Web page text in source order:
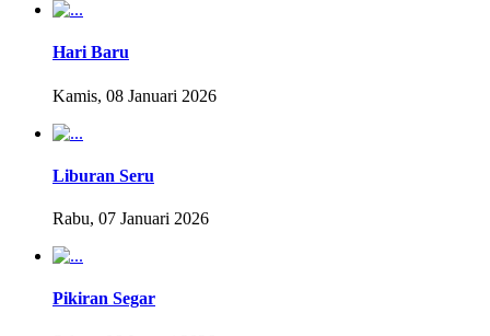
Hari Baru
Kamis, 08 Januari 2026
Liburan Seru
Rabu, 07 Januari 2026
Pikiran Segar